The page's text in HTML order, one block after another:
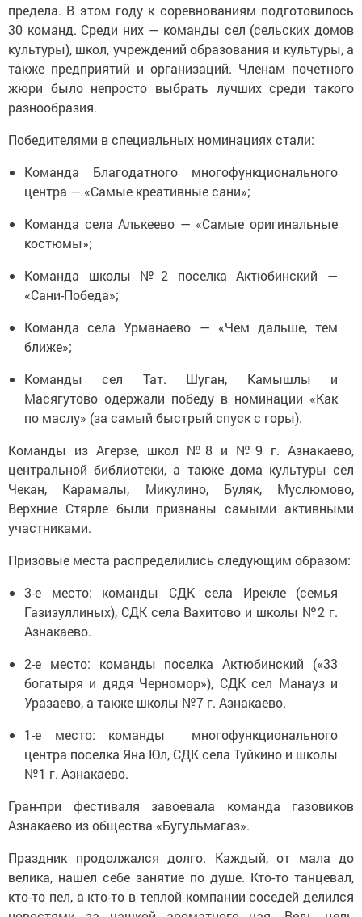
предела. В этом году к соревнованиям подготовилось
30 команд. Среди них — команды сел (сельских домов
культуры), школ, учреждений образования и культуры, а
также предприятий и организаций. Членам почетного
жюри было непросто выбрать лучших среди такого
разнообразия.
Победителями в специальных номинациях стали:
Команда Благодатного многофункционального
центра — «Самые креативные сани»;
Команда села Алькеево — «Самые оригинальные
костюмы»;
Команда школы №2 поселка Актюбинский —
«Сани-Победа»;
Команда села Урманаево — «Чем дальше, тем
ближе»;
Команды сел Тат. Шуган, Камышлы и
Масягутово одержали победу в номинации «Как
по маслу» (за самый быстрый спуск с горы).
Команды из Агерзе, школ №8 и №9 г. Азнакаево,
центральной библиотеки, а также дома культуры сел
Чекан, Карамалы, Микулино, Буляк, Муслюмово,
Верхние Стярле были признаны самыми активными
участниками.
Призовые места распределились следующим образом:
3-е место: команды СДК села Ирекле (семья
Газизуллиных), СДК села Вахитово и школы №2 г.
Азнакаево.
2-е место: команды поселка Актюбинский («33
богатыря и дядя Черномор»), СДК сел Манауз и
Уразаево, а также школы №7 г. Азнакаево.
1-е место: команды многофункционального
центра поселка Яна Юл, СДК села Туйкино и школы
№1 г. Азнакаево.
Гран-при фестиваля завоевала команда газовиков
Азнакаево из общества «Бугульмагаз».
Праздник продолжался долго. Каждый, от мала до
велика, нашел себе занятие по душе. Кто-то танцевал,
кто-то пел, а кто-то в теплой компании соседей делился